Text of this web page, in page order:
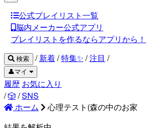
公式プレイリスト一覧
脳内メーカー公式アプリ
プレイリストを作るならアプリから！
検索 / 新着/特集✨ /注目 /
👤マイ
履歴 お気に入り
/🎲 /SNS
ホーム
心理テスト(森の中のお家